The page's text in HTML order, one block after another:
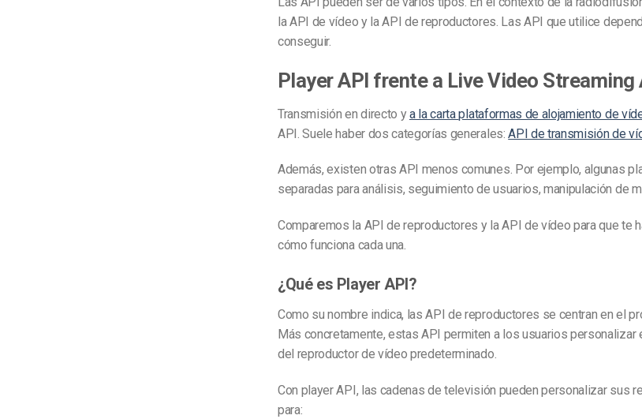
la API de vídeo y la API de reproductores. Las API que utilice
conseguir.
Player API frente a Live Video Streaming
Transmisión en directo ya la cartaplataformas de alojamiento de
API. Suele haber dos categorías generales:API de transmisión de
Además, existen otras API menos comunes. Por ejemplo, algunas
separadas para análisis, seguimiento de usuarios, manipulación de
Comparemos la API de reproductores y la API de vídeo para que te
cómo funciona cada una.
¿Qué es Player API?
Como su nombre indica, las API de reproductores se centran en el
Más concretamente, estas API permiten a los usuarios
del reproductor de vídeo predeterminado.
Con player API, las cadenas de televisión pueden personalizar sus
para: